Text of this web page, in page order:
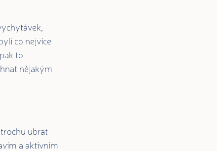
co nejvíce
to
nějakým
ubrat
a aktivním